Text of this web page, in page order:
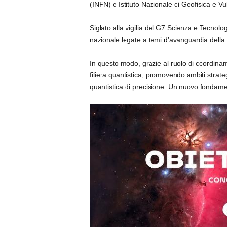
(INFN) e Istituto Nazionale di Geofisica e
Siglato alla vigilia del G7 Scienza e
nazionale legate a temi d’avanguardia
In questo modo, grazie al ruolo di
filiera quantistica, promovendo ambiti
quantistica di precisione. Un nuovo